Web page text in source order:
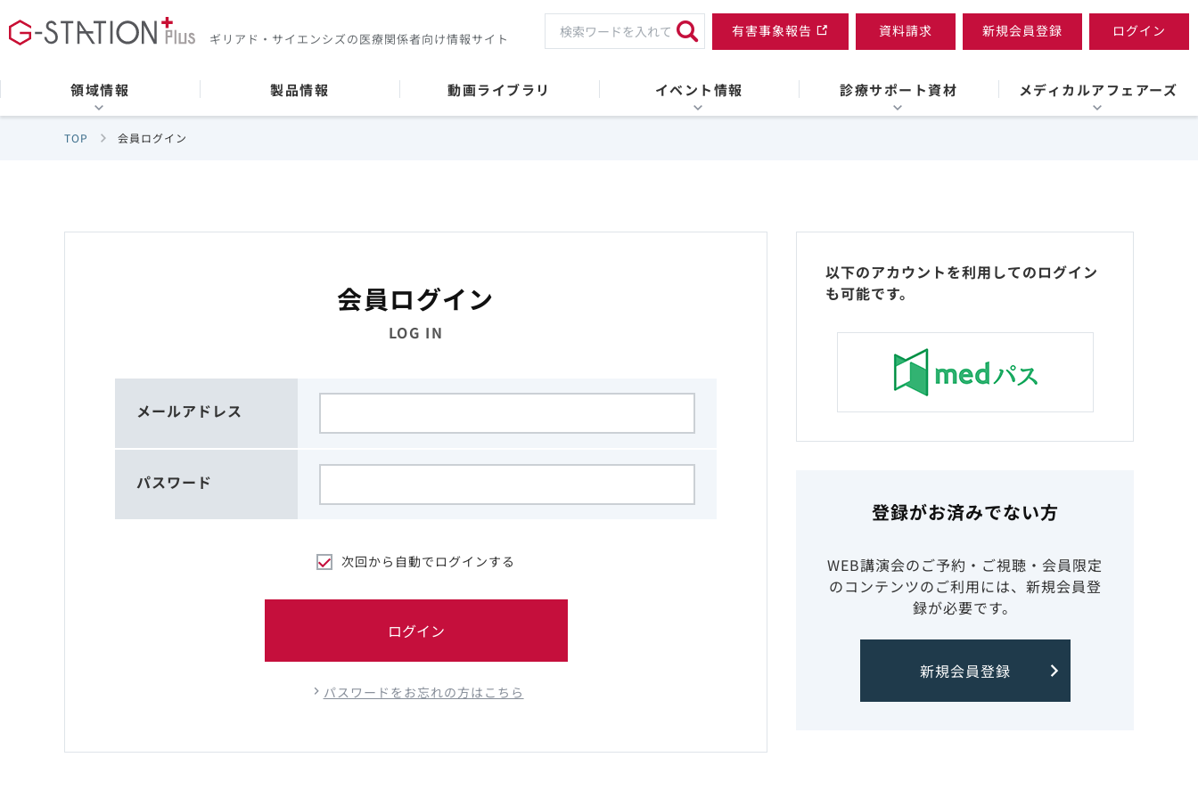
ギリアド・サイエンシズの医療関係者向け情報サイト 有害事象報告 資料請求 新規会員登録 ログイン
領域情報 製品情報 動画ライブラリ イベント情報 診療サポート資材 メディカルアフェアーズ
TOP 会員ログイン
会員ログイン
LOG IN
メールアドレス
パスワード
次回から自動でログインする
ログイン
パスワードをお忘れの方はこちら
以下のアカウントを利用してのログイン
も可能です。
登録がお済みでない方
WEB講演会のご予約・ご視聴・会員限定
のコンテンツのご利用には、新規会員登
録が必要です。
新規会員登録